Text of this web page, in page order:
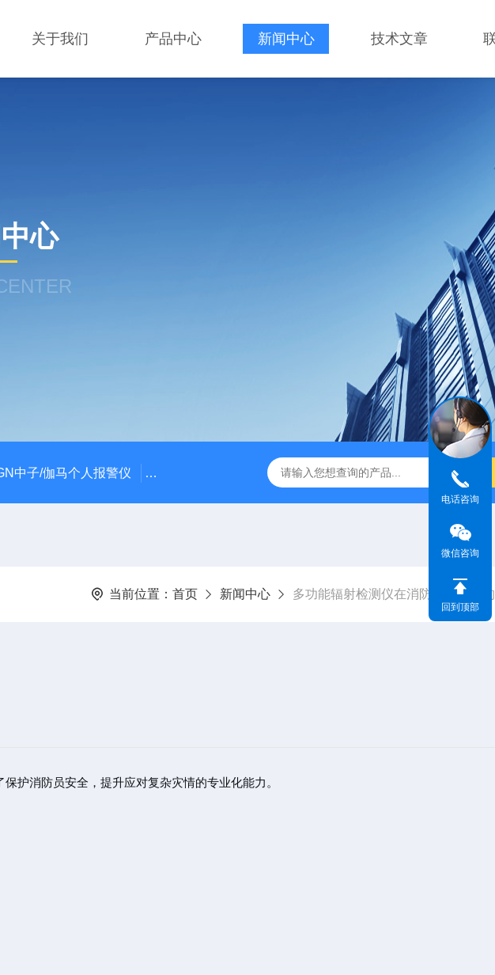
关于我们 产品中心 新闻中心 技术文章
心
中子/伽马个人报警仪 BJ5215L型长杆γ剂量率仪 BJFH-QWX放射性去污箱
当前位置： 首页 新闻中心 多功能辐射检测仪在消防行业配备
护消防员安全，提升应对复杂灾情的专业化能力。
电话咨询
微信咨询
回到顶部